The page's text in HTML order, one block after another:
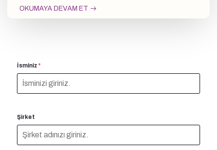
OKUMAYA DEVAM ET
İsminiz *
Şirket